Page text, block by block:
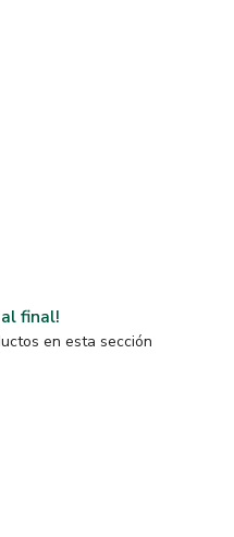
final!
en esta sección